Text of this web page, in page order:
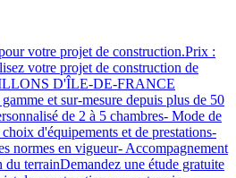
votre projet de construction.Prix :
votre projet de construction de
D'ÎLE-DE-FRANCE
et sur-mesure depuis plus de 50
de 2 à 5 chambres- Mode de
d'équipements et de prestations-
normes en vigueur- Accompagnement
terrainDemandez une étude gratuite